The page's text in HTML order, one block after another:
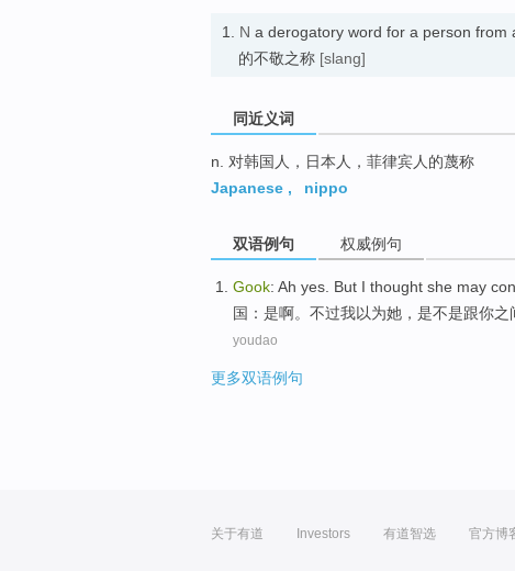
1. N a derogatory word for a person from
的不敬之称 [slang]
同近义词
n. 对韩国人，日本人，菲律宾人的蔑称
Japanese , nippo
双语例句 权威例句
Gook: Ah yes But I thought she may
国 ： 是啊。 不过我以为她 ，是不是跟你之
youdao
更多双语例句
关于有道 Investors 有道智选 官方博